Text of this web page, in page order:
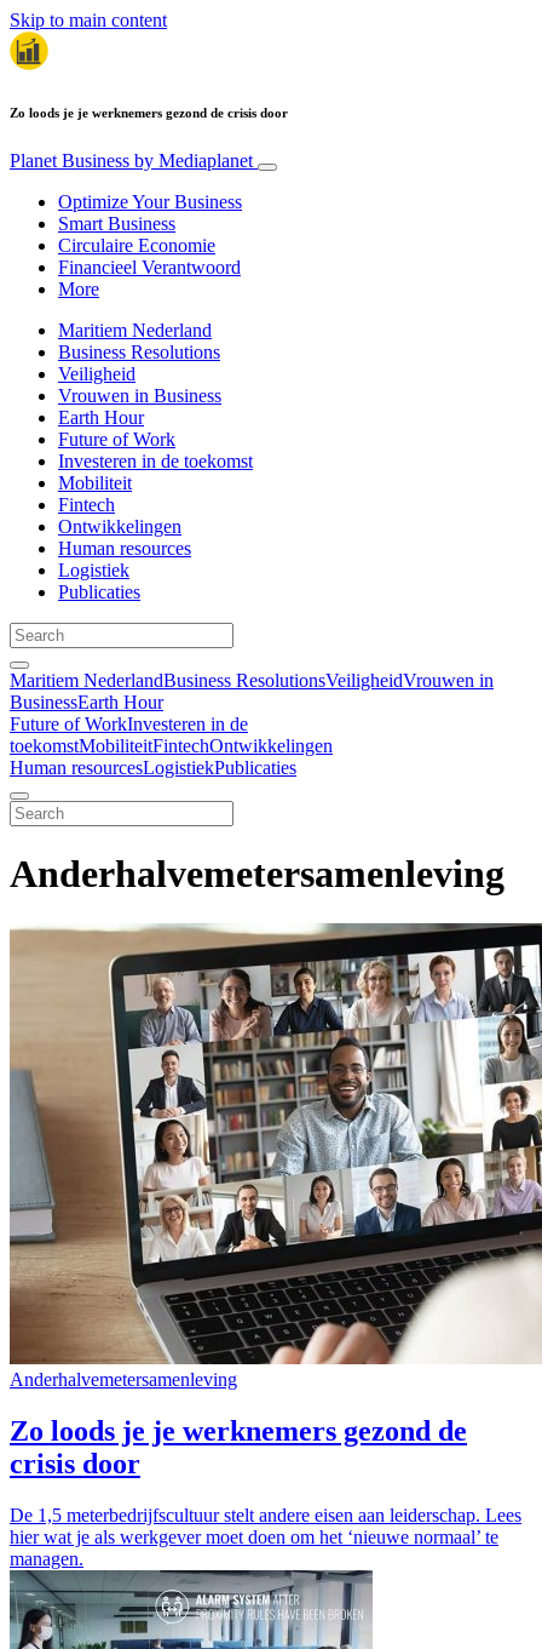
Skip to main content
Zo loods je je werknemers gezond de crisis door
Planet Business by Mediaplanet
Optimize Your Business
Smart Business
Circulaire Economie
Financieel Verantwoord
More
Maritiem Nederland
Business Resolutions
Veiligheid
Vrouwen in Business
Earth Hour
Future of Work
Investeren in de toekomst
Mobiliteit
Fintech
Ontwikkelingen
Human resources
Logistiek
Publicaties
Maritiem NederlandBusiness ResolutionsVeiligheidVrouwen in
BusinessEarth Hour
Future of WorkInvesteren in de
toekomstMobiliteitFintechOntwikkelingen
Human resourcesLogistiekPublicaties
Anderhalvemetersamenleving
Anderhalvemetersamenleving
Zo loods je je werknemers gezond de
crisis door
De 1,5 meterbedrijfscultuur stelt andere eisen aan leiderschap. Lees
hier wat je als werkgever moet doen om het ‘nieuwe normaal’ te
managen.